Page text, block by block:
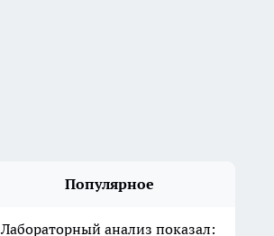
Популярное
Лабораторный анализ показал: